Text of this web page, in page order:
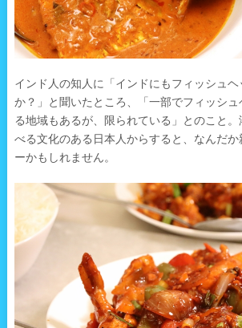
インド人の知人に「インドにもフィッシュ
か？」と聞いたところ、「一部でフィッシ
る地域もあるが、限られている」とのこと
べる文化のある日本人からすると、なんだか
ーかもしれません。